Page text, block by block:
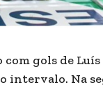
gols de
intervalo. Na